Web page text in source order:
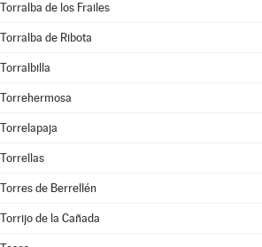
Torralba de los Frailes
Torralba de Ribota
Torralbilla
Torrehermosa
Torrelapaja
Torrellas
Torres de Berrellén
Torrijo de la Cañada